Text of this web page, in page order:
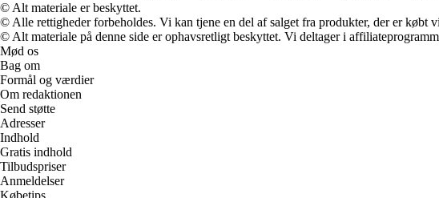
© Alt materiale er beskyttet.
© Alle rettigheder forbeholdes. Vi kan tjene en del af salget fra produkter, der er købt
© Alt materiale på denne side er ophavsretligt beskyttet. Vi deltager i
Mød os
Bag om
Formål og værdier
Om redaktionen
Send støtte
Adresser
Indhold
Gratis indhold
Tilbudspriser
Anmeldelser